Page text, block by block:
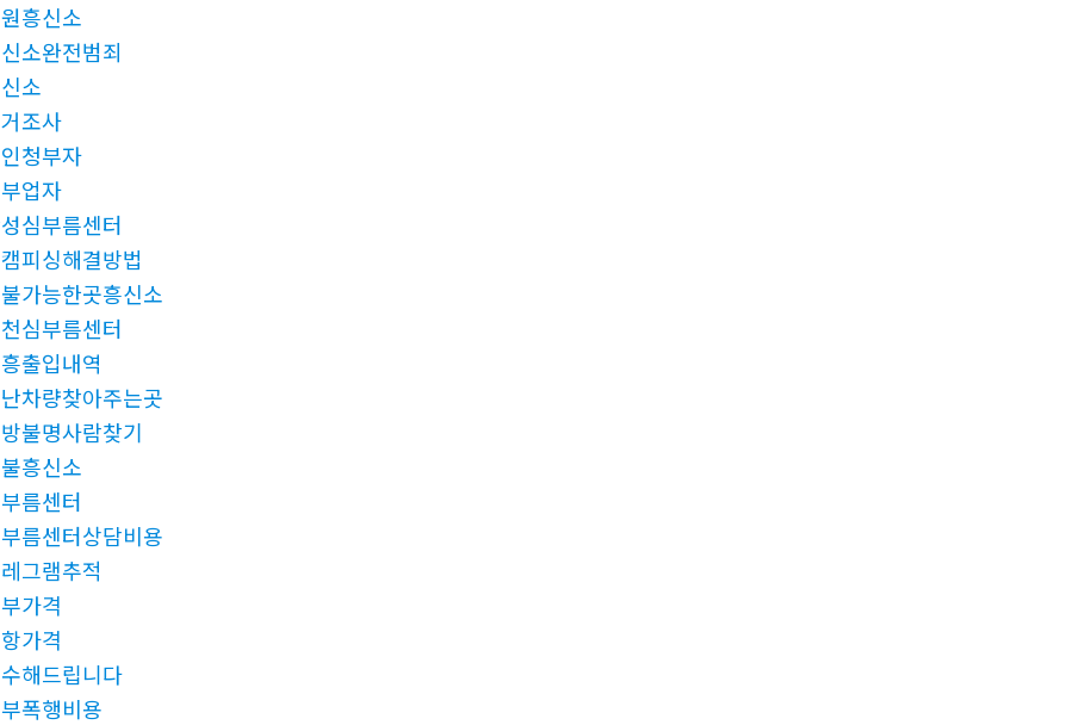
흥신소
소완전범죄
소
조사
청부자
업자
심부름센터
피싱해결방법
가능한곳흥신소
심부름센터
출입내역
차량찾아주는곳
불명사람찾기
흥신소
름센터
름센터상담비용
그램추적
가격
가격
해드립니다
폭행비용